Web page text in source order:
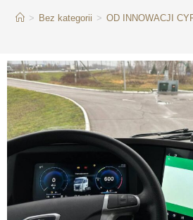
> Bez kategorii > OD INNOWACJI